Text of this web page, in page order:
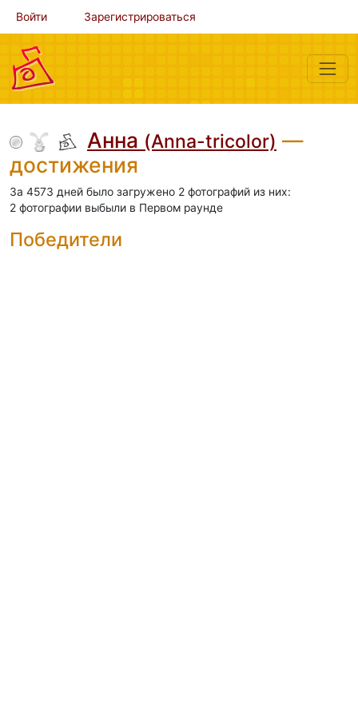
Войти Зарегистрироваться
Анна (Anna-tricolor) —
достижения
За 4573 дней было загружено 2 фотографий из них:
2 фотографии выбыли в Первом раунде
Победители